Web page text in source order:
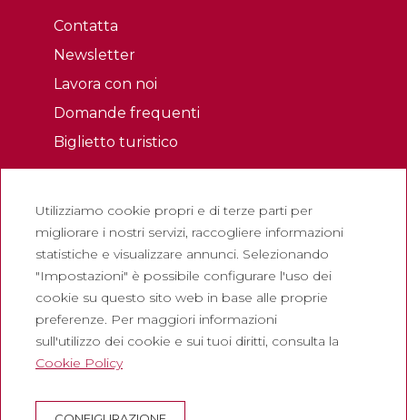
Contatta
Newsletter
Lavora con noi
Domande frequenti
Biglietto turistico
Politica sulla riservatezza
Politica sui cookie
Politica dei Social Network
Canale di segnalazione
Società
Abadia de Montserrat
Utilizziamo cookie propri e di terze parti per
migliorare i nostri servizi, raccogliere informazioni
statistiche e visualizzare annunci. Selezionando
"Impostazioni" è possibile configurare l'uso dei
cookie su questo sito web in base alle proprie
preferenze. Per maggiori informazioni
sull'utilizzo dei cookie e sui tuoi diritti, consulta la
Cookie Policy